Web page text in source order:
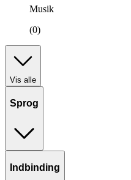
Musik
(0)
Vis alle
Sprog
Indbinding